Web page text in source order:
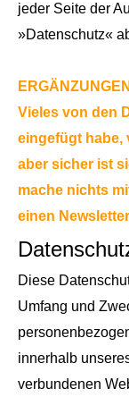
jeder Seite der
»Datenschutz«
Vieles von den
eingefügt
aber sicher ist
mache nichts
einen
Diese
Umfang und
innerhalb
verbundenen